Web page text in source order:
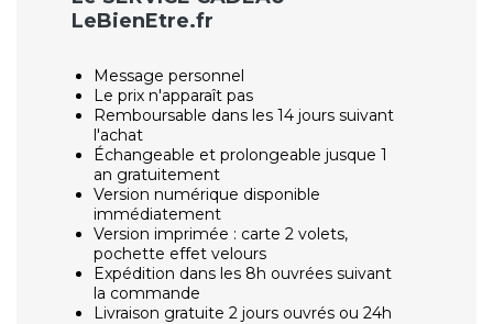
LeBienEtre.fr
Message personnel
Le prix n'apparaît pas
Remboursable dans les 14 jours suivant
l'achat
Échangeable et prolongeable jusque 1
an gratuitement
Version numérique disponible
immédiatement
Version imprimée : carte 2 volets,
pochette effet velours
Expédition dans les 8h ouvrées suivant
la commande
Livraison gratuite 2 jours ouvrés ou 24h